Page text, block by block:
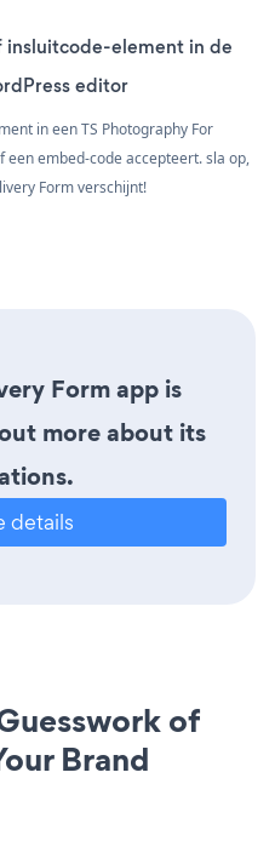
insluitcode-element in de
editor
in een TS Photography For
embed-code accepteert. sla op,
Form verschijnt!
Form app is
more about its
details
of
Brand